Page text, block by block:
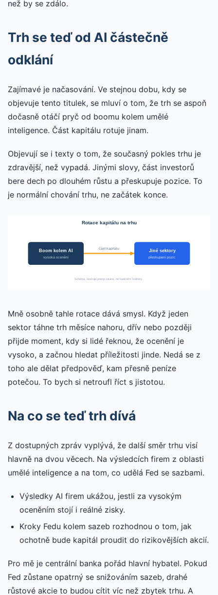
než by se zdálo.
Trh se teď od AI částečně
odklání
Zajímavé je načasování. Ve stejnou dobu, kdy se
objevuje tento titulek, se mluví o tom, že trh se aspoň
dočasně otáčí pryč od boomu kolem umělé
inteligence. Část kapitálu rotuje jinam.
Objevují se i texty o tom, že současný pokles trhu je
zdravější, než vypadá. Jinými slovy, část investorů
bere dech po dlouhém růstu a přeskupuje pozice. To
je normální chování trhu, ne začátek konce.
Rotace kapitálu na trhu
Boom kolem AI
vysoká ocenění
Jiné sektory
přeskupení pozic
část kapitálu
Schéma. Ilustruje princip rotace, ne konkrétní hodnoty.
Mně osobně tahle rotace dává smysl. Když jeden
sektor táhne trh měsíce nahoru, dřív nebo později
přijde moment, kdy si lidé řeknou, že ocenění je
vysoko, a začnou hledat příležitosti jinde. Nedá se z
toho ale dělat předpověď, kam přesně peníze
potečou. To bych si netroufl říct s jistotou.
Na co se teď trh dívá
Z dostupných zpráv vyplývá, že další směr trhu visí
hlavně na dvou věcech. Na výsledcích firem z oblasti
umělé inteligence a na tom, co udělá Fed se sazbami.
Výsledky AI firem ukážou, jestli za vysokým
oceněním stojí i reálné zisky.
Kroky Fedu kolem sazeb rozhodnou o tom, jak
ochotně bude kapitál proudit do rizikovějších akcií.
Pro mě je centrální banka pořád hlavní hybatel. Pokud
Fed zůstane opatrný se snižováním sazeb, drahé
růstové akcie to budou cítit víc než zbytek trhu. A